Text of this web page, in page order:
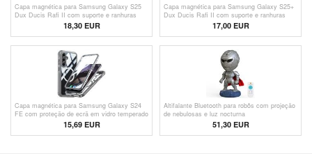
Capa magnética para Samsung Galaxy S25
Dux Ducis Rafi II com suporte e ranhuras
para cartões - Preto18,30 EUR
Capa magnética para Samsung Galaxy S25+
Dux Ducis Rafi II com suporte e ranhuras
para cartões - Preto17,00 EUR
Capa magnética para Samsung Galaxy S24
FE com proteção de ecrã em vidro temperado
- Compatível com MagSafe - Cinzento
15,69 EUR
Altifalante Bluetooth para robôs com projeção
de nebulosas e luz nocturna
51,30 EUR